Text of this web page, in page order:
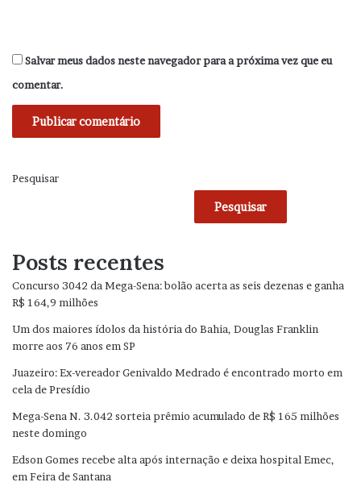
Salvar meus dados neste navegador para a próxima vez que eu
comentar.
Pesquisar
Pesquisar
Posts recentes
Concurso 3042 da Mega-Sena: bolão acerta as seis dezenas e ganha
R$ 164,9 milhões
Um dos maiores ídolos da história do Bahia, Douglas Franklin
morre aos 76 anos em SP
Juazeiro: Ex-vereador Genivaldo Medrado é encontrado morto em
cela de Presídio
Mega-Sena N. 3.042 sorteia prêmio acumulado de R$ 165 milhões
neste domingo
Edson Gomes recebe alta após internação e deixa hospital Emec,
em Feira de Santana